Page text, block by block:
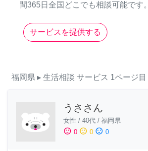
間365日全国どこでも相談可能です。
サービスを提供する
福岡県 ▸ 生活相談 サービス 1ページ目
うささん
女性 / 40代 / 福岡県
sentiment_satisfied 0 sentiment_neutral 0 sentiment_dissatisfied 0